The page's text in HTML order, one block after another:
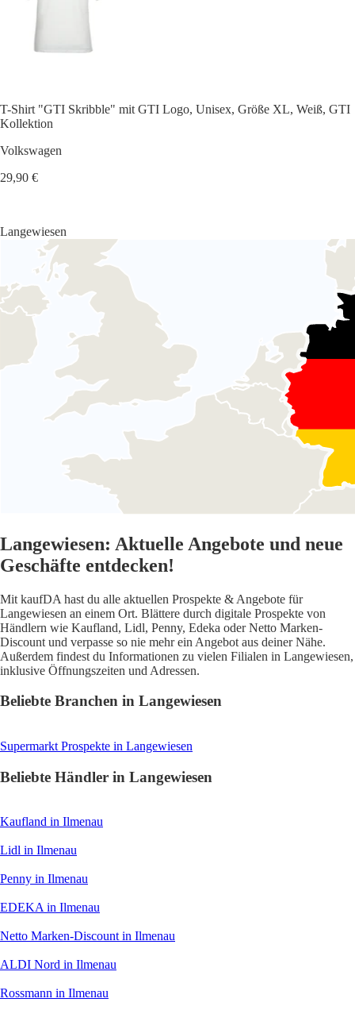
T-Shirt "GTI Skribble" mit GTI Logo, Unisex, Größe XL, Weiß, GTI
Kollektion
Volkswagen
29,90 €
Langewiesen
Langewiesen: Aktuelle Angebote und neue
Geschäfte entdecken!
Mit kaufDA hast du alle aktuellen Prospekte & Angebote für
Langewiesen an einem Ort. Blättere durch digitale Prospekte von
Händlern wie Kaufland, Lidl, Penny, Edeka oder Netto Marken-
Discount und verpasse so nie mehr ein Angebot aus deiner Nähe.
Außerdem findest du Informationen zu vielen Filialen in Langewiesen,
inklusive Öffnungszeiten und Adressen.
Beliebte Branchen in Langewiesen
Supermarkt Prospekte in Langewiesen
Beliebte Händler in Langewiesen
Kaufland in Ilmenau
Lidl in Ilmenau
Penny in Ilmenau
EDEKA in Ilmenau
Netto Marken-Discount in Ilmenau
ALDI Nord in Ilmenau
Rossmann in Ilmenau